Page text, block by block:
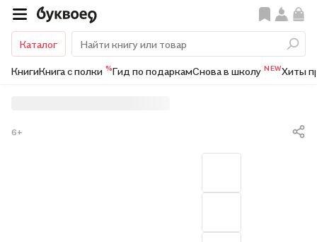
Каталог
КнигиКнига с полки %Гид по подаркамСнова в школу NEWХиты
6+